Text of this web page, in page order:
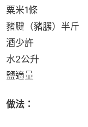
粟米1條
豬腱（豬𦟌）半斤
酒少許
水2公升
鹽適量
做法：